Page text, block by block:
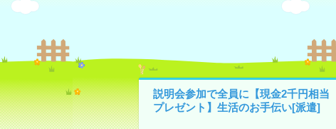
説明会参加で全員に【現金2千円相当
プレゼント】生活のお手伝い[派遣]